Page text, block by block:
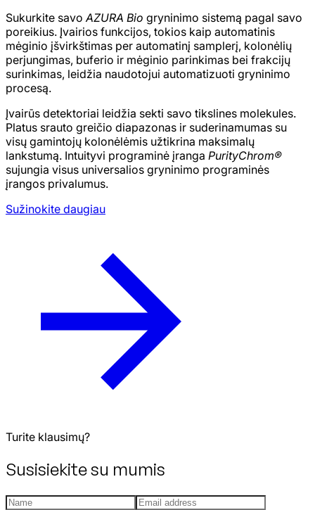
Sukurkite savo AZURA Bio gryninimo sistemą pagal savo
poreikius. Įvairios funkcijos, tokios kaip automatinis
mėginio įšvirkštimas per automatinį samplerį, kolonėlių
perjungimas, buferio ir mėginio parinkimas bei frakcijų
surinkimas, leidžia naudotojui automatizuoti gryninimo
procesą.
Įvairūs detektoriai leidžia sekti savo tikslines molekules.
Platus srauto greičio diapazonas ir suderinamumas su
visų gamintojų kolonėlėmis užtikrina maksimalų
lankstumą. Intuityvi programinė įranga PurityChrom®
sujungia visus universalios gryninimo programinės
įrangos privalumus.
Sužinokite daugiau
Turite klausimų?
Susisiekite su mumis